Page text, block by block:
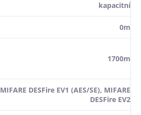
kapacitní
0m
1700m
MIFARE DESFire EV1 (AES/SE), MIFARE
DESFire EV2